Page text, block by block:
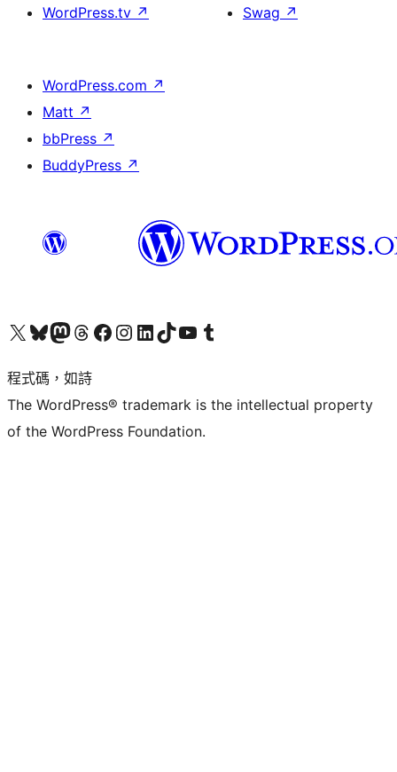
WordPress.tv ↗
Swag ↗
WordPress.com ↗
Matt ↗
bbPress ↗
BuddyPress ↗
查看我們的 X (之前的 Twitter) 帳號造訪我們的 Bluesky 帳號造訪我們的 Mastodon 帳號造訪我們的 Threads 帳號 造訪我們的 Facebook 粉絲專頁Visit our Instagram account
Visit our LinkedIn account
造訪我們的 TikTok 帳號Visit our YouTube channel
造訪我們的 Tumblr 帳號
程式碼，如詩
The WordPress® trademark is the intellectual property
of the WordPress Foundation.